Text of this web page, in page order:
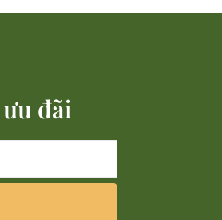
đãi